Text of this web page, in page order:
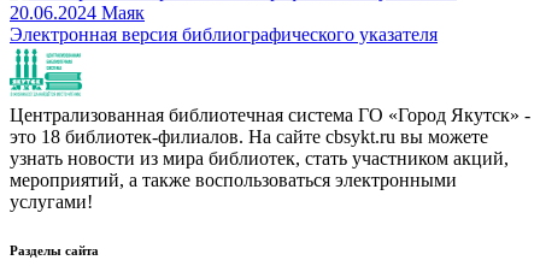
20.06.2024 Маяк
Электронная версия библиографического указателя
Централизованная библиотечная система ГО «Город Якутск» -
это 18 библиотек-филиалов. На сайте cbsykt.ru вы можете
узнать новости из мира библиотек, стать участником акций,
мероприятий, а также воспользоваться электронными
услугами!
Разделы сайта